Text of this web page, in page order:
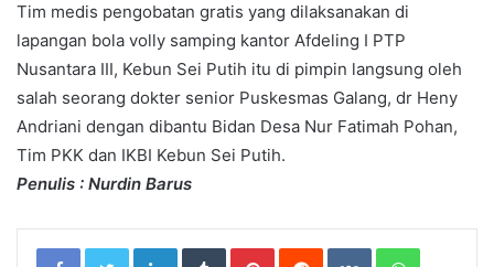
Tim medis pengobatan gratis yang dilaksanakan di
lapangan bola volly samping kantor Afdeling I PTP
Nusantara III, Kebun Sei Putih itu di pimpin langsung oleh
salah seorang dokter senior Puskesmas Galang, dr Heny
Andriani dengan dibantu Bidan Desa Nur Fatimah Pohan,
Tim PKK dan IKBI Kebun Sei Putih.
Penulis : Nurdin Barus
LinkedIn Tumblr Pinterest Reddit VKontakte